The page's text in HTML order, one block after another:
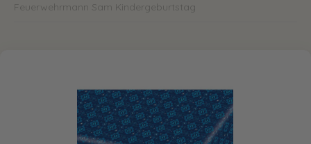
Feuerwehrmann Sam Kindergeburtstag
Bildergalerie überspringen